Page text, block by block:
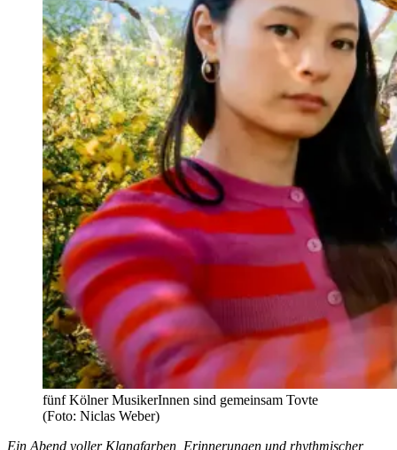
fünf Kölner MusikerInnen sind gemeinsam Tovte
(Foto: Niclas Weber)
Ein Abend voller Klangfarben, Erinnerungen und rhythmischer